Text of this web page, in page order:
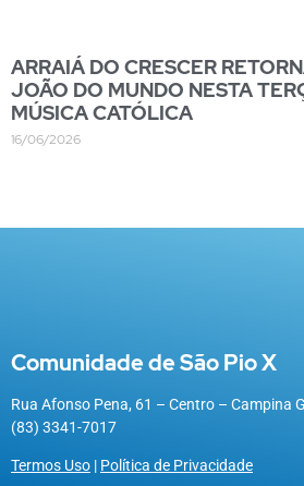
ARRAIÁ DO CRESCER
JOÃO DO MUNDO NESTA
MÚSICA CATÓLICA
16/06/2026
Comunidade de São Pio X
Rua Afonso Pena, 61 – Centro – Campina
(83) 3341-7017
Termos Uso | Política de Privacidade